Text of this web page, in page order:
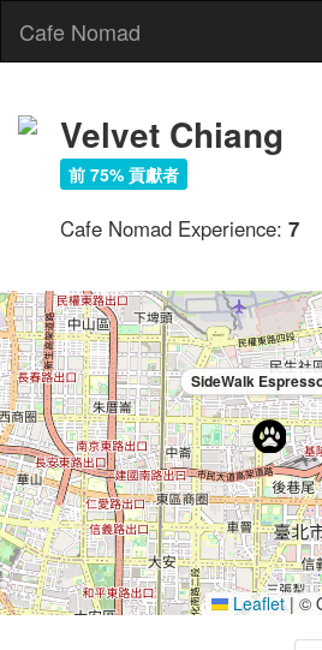
Cafe Nomad
Velvet Chiang
前 75% 貢獻者
Cafe Nomad Experience: 7
SideWalk
Leaflet | ©